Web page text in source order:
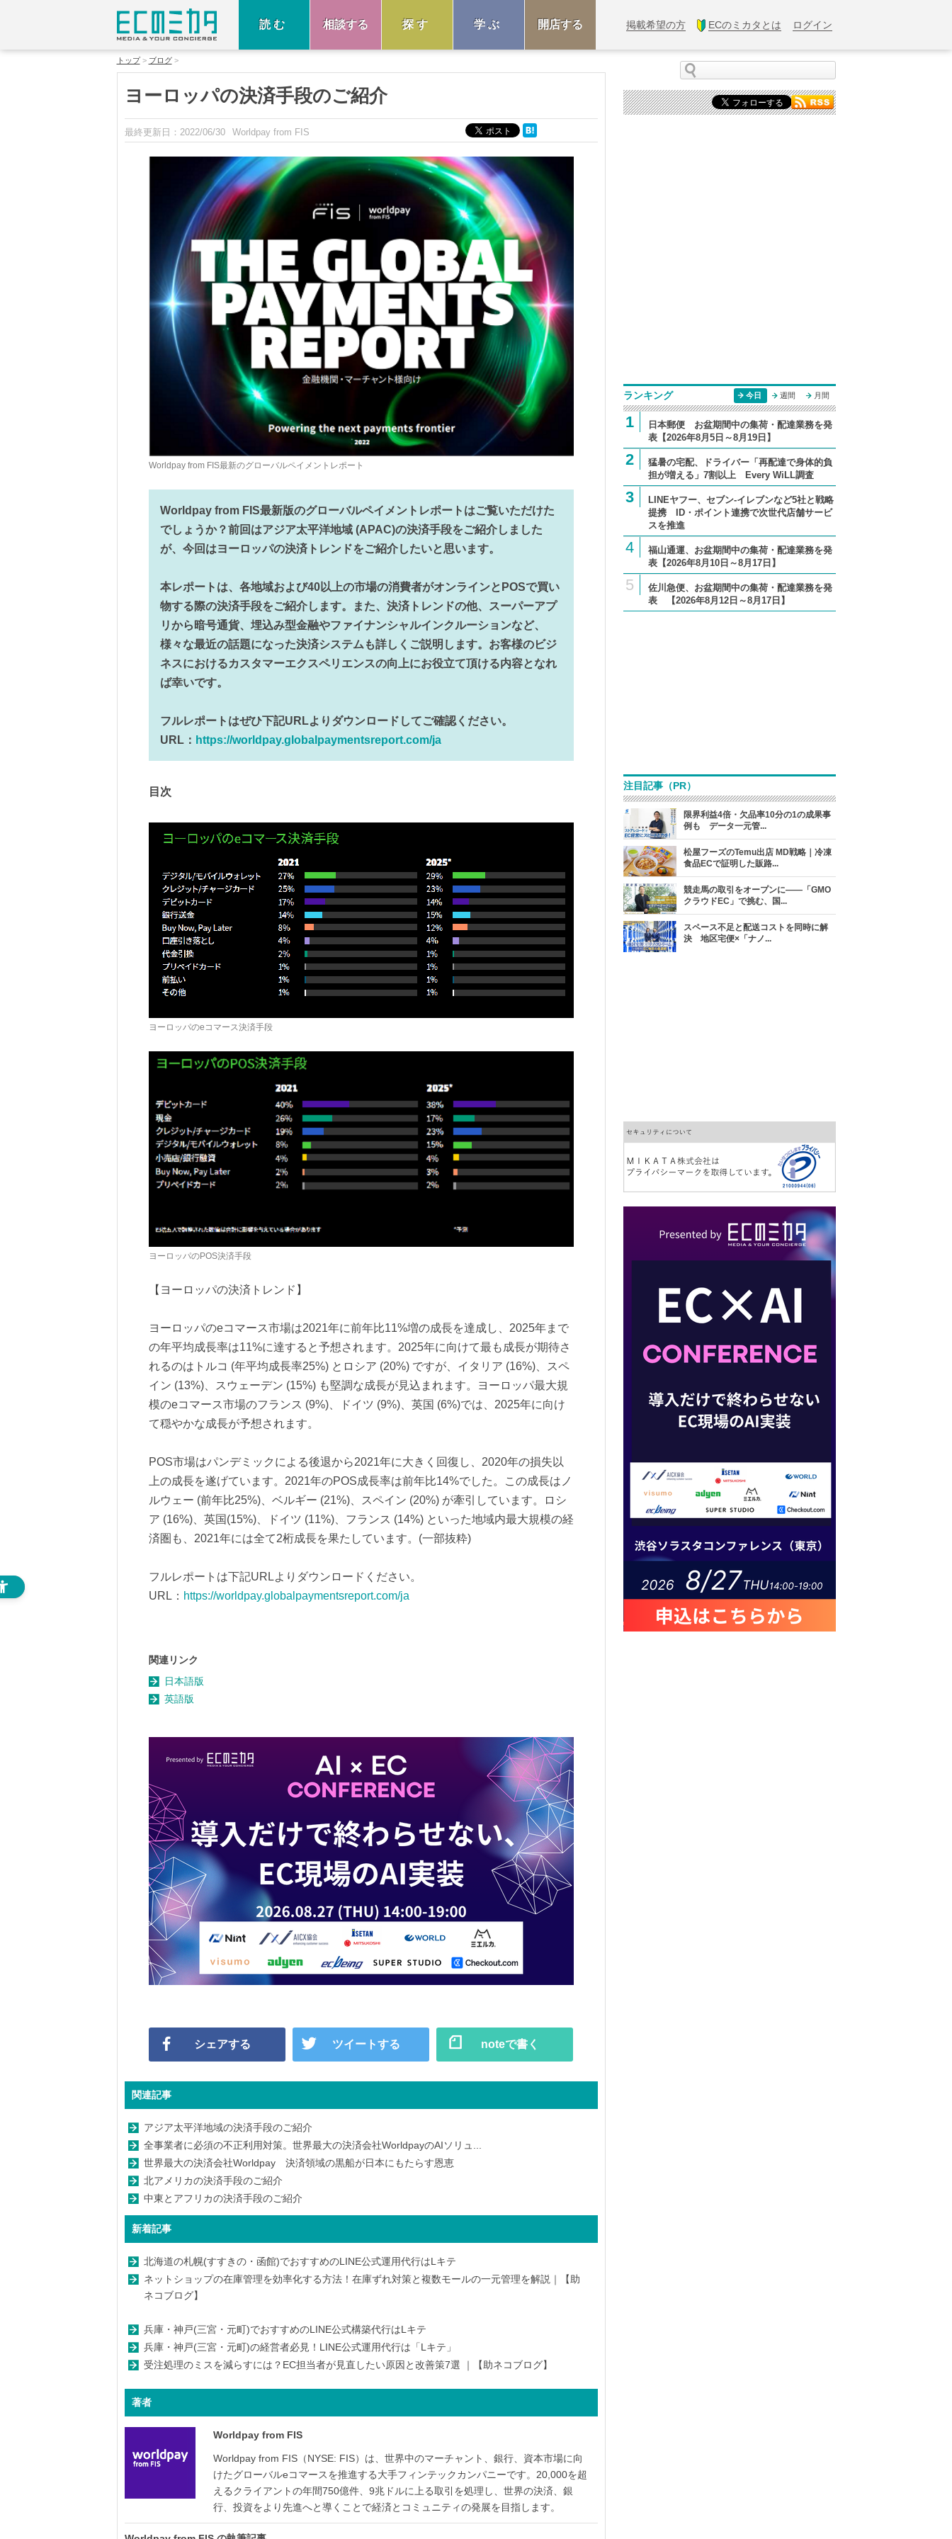
読む 相談する 探す 学ぶ 開店する 掲載希望の方 ECのミカタとは ログイン
トップ ブログ
ヨーロッパの決済手段のご紹介
最終更新日： 2022/06/30 Worldpay from FIS
Worldpay from FIS最新のグローバルペイメントレポート
Worldpay from FIS最新版のグローバルペイメントレポートはご覧いただけた
でしょうか？前回はアジア太平洋地域 (APAC)の決済手段をご紹介しました
が、今回はヨーロッパの決済トレンドをご紹介したいと思います。
本レポートは、各地域および40以上の市場の消費者がオンラインとPOSで買い
物する際の決済手段をご紹介します。また、決済トレンドの他、スーパーアプ
リから暗号通貨、埋込み型金融やファイナンシャルインクルーションなど、
様々な最近の話題になった決済システムも詳しくご説明します。お客様のビジ
ネスにおけるカスタマーエクスペリエンスの向上にお役立て頂ける内容となれ
ば幸いです。
フルレポートはぜひ下記URLよりダウンロードしてご確認ください。
URL： https://worldpay.globalpaymentsreport.com/ja
目次
ヨーロッパのeコマース決済手段
ヨーロッパのPOS決済手段
【ヨーロッパの決済トレンド】
ヨーロッパのeコマース市場は2021年に前年比11%増の成長を達成し、2025年まで
の年平均成長率は11%に達すると予想されます。2025年に向けて最も成長が期待さ
れるのはトルコ (年平均成長率25%) とロシア (20%) ですが、イタリア (16%)、スペ
イン (13%)、スウェーデン (15%) も堅調な成長が見込まれます。ヨーロッパ最大規
模のeコマース市場のフランス (9%)、ドイツ (9%)、英国 (6%)では、2025年に向け
て穏やかな成長が予想されます。
POS市場はパンデミックによる後退から2021年に大きく回復し、2020年の損失以
上の成長を遂げています。2021年のPOS成長率は前年比14%でした。この成長はノ
ルウェー (前年比25%)、ベルギー (21%)、スペイン (20%) が牽引しています。ロシ
ア (16%)、英国(15%)、ドイツ (11%)、フランス (14%) といった地域内最大規模の経
済圏も、2021年には全て2桁成長を果たしています。(一部抜粋)
フルレポートは下記URLよりダウンロードください。
URL： https://worldpay.globalpaymentsreport.com/ja
関連リンク
日本語版
英語版
シェアする ツイートする noteで書く
関連記事
アジア太平洋地域の決済手段のご紹介
全事業者に必須の不正利用対策。世界最大の決済会社WorldpayのAIソリュ...
世界最大の決済会社Worldpay 決済領域の黒船が日本にもたらす恩恵
北アメリカの決済手段のご紹介
中東とアフリカの決済手段のご紹介
新着記事
北海道の札幌(すすきの・函館)でおすすめのLINE公式運用代行はLキテ
ネットショップの在庫管理を効率化する方法！在庫ずれ対策と複数モールの一元管理を解説｜【助
ネコブログ】
兵庫・神戸(三宮・元町)でおすすめのLINE公式構築代行はLキテ
兵庫・神戸(三宮・元町)の経営者必見！LINE公式運用代行は「Lキテ」
受注処理のミスを減らすには？EC担当者が見直したい原因と改善策7選 ｜【助ネコブログ】
著者
Worldpay from FIS
Worldpay from FIS（NYSE: FIS）は、世界中のマーチャント、銀行、資本市場に向
けたグローバルeコマースを推進する大手フィンテックカンパニーです。20,000を超
えるクライアントの年間750億件、9兆ドルに上る取引を処理し、世界の決済、銀
行、投資をより先進へと導くことで経済とコミュニティの発展を目指します。
ランキング 今日 週間 月間
1
日本郵便 お盆期間中の集荷・配達業務を発
表【2026年8月5日～8月19日】
2
猛暑の宅配、ドライバー「再配達で身体的負
担が増える」7割以上 Every WiLL調査
3
LINEヤフー、セブン-イレブンなど5社と戦略
提携 ID・ポイント連携で次世代店舗サービ
スを推進
4
福山通運、お盆期間中の集荷・配達業務を発
表【2026年8月10日～8月17日】
5
佐川急便、お盆期間中の集荷・配達業務を発
表 【2026年8月12日～8月17日】
注目記事（PR）
限界利益4倍・欠品率10分の1の成果事
例も データ一元管...
松屋フーズのTemu出店 MD戦略｜冷凍
食品ECで証明した販路...
競走馬の取引をオープンに――「GMO
クラウドEC」で挑む、国...
スペース不足と配送コストを同時に解
決 地区宅便×「ナノ...